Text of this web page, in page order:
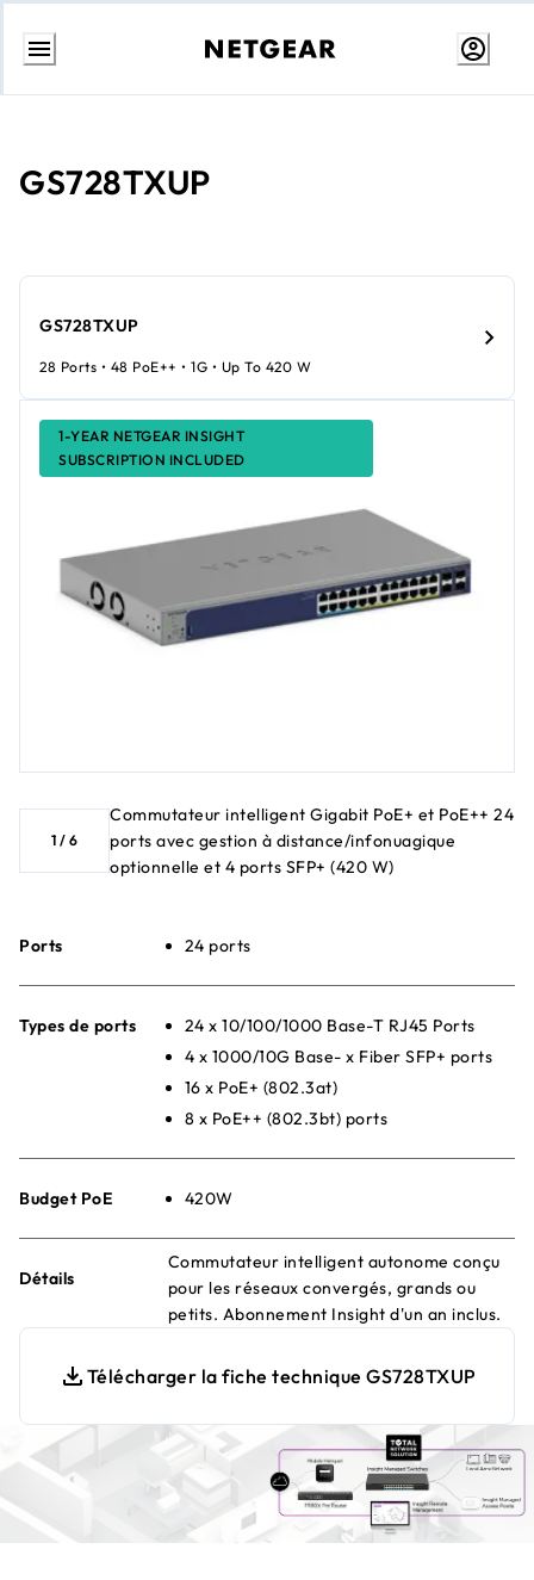
Aller
GS728TXUP
1-YEAR NETGEAR INSIGHT
SUBSCRIPTION INCLUDED
1 / 6
Commutateur intelligent Gigabit PoE+ et PoE++ 24
ports avec gestion à distance/infonuagique
optionnelle et 4 ports SFP+ (420 W)
Ports 24 ports
Types de ports
24 x 10/100/1000 Base-T RJ45 Ports
4 x 1000/10G Base- x Fiber SFP+ ports
16 x PoE+ (802.3at)
8 x PoE++ (802.3bt) ports
Budget PoE 420W
Détails
Commutateur intelligent autonome conçu
pour les réseaux convergés, grands ou
petits. Abonnement Insight d'un an inclus.
Télécharger la fiche technique GS728TXUP
GS728TXUP
28 Ports • 48 PoE++ • 1G • Up To 420 W